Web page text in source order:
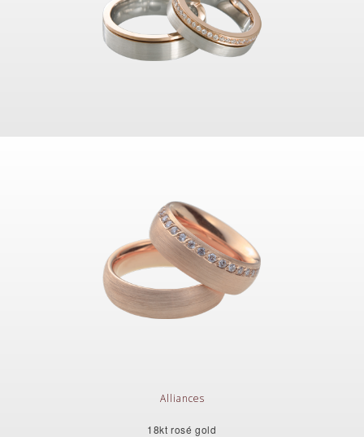
Alliances
18kt rosé gold